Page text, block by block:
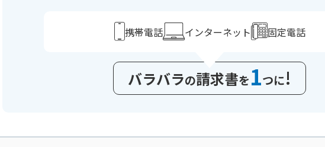
携帯電話 インターネット 固定電話
バラバラの請求書を1つに!